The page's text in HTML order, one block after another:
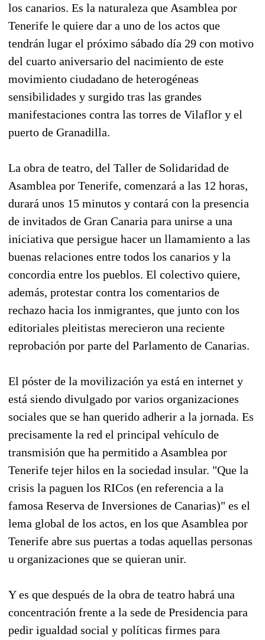
los canarios. Es la naturaleza que Asamblea por
Tenerife le quiere dar a uno de los actos que
tendrán lugar el próximo sábado día 29 con motivo
del cuarto aniversario del nacimiento de este
movimiento ciudadano de heterogéneas
sensibilidades y surgido tras las grandes
manifestaciones contra las torres de Vilaflor y el
puerto de Granadilla.
La obra de teatro, del Taller de Solidaridad de
Asamblea por Tenerife, comenzará a las 12 horas,
durará unos 15 minutos y contará con la presencia
de invitados de Gran Canaria para unirse a una
iniciativa que persigue hacer un llamamiento a las
buenas relaciones entre todos los canarios y la
concordia entre los pueblos. El colectivo quiere,
además, protestar contra los comentarios de
rechazo hacia los inmigrantes, que junto con los
editoriales pleitistas merecieron una reciente
reprobación por parte del Parlamento de Canarias.
El póster de la movilización ya está en internet y
está siendo divulgado por varios organizaciones
sociales que se han querido adherir a la jornada. Es
precisamente la red el principal vehículo de
transmisión que ha permitido a Asamblea por
Tenerife tejer hilos en la sociedad insular. "Que la
crisis la paguen los RICos (en referencia a la
famosa Reserva de Inversiones de Canarias)" es el
lema global de los actos, en los que Asamblea por
Tenerife abre sus puertas a todas aquellas personas
u organizaciones que se quieran unir.
Y es que después de la obra de teatro habrá una
concentración frente a la sede de Presidencia para
pedir igualdad social y políticas firmes para